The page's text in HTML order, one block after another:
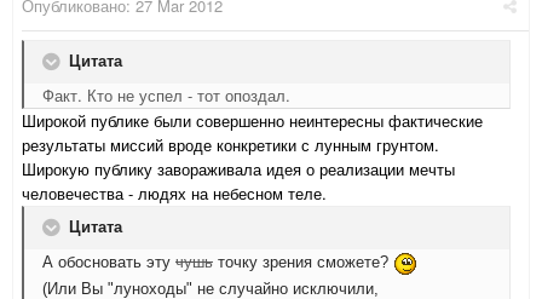
Опубликовано: 27 Mar 2012
Цитата
Факт. Кто не успел - тот опоздал.
Широкой публике были совершенно неинтересны фактические
результаты миссий вроде конкретики с лунным грунтом.
Широкую публику завораживала идея о реализации мечты
человечества - людях на небесном теле.
Цитата
А обосновать эту чушь точку зрения сможете?
(Или Вы "луноходы" не случайно исключили,